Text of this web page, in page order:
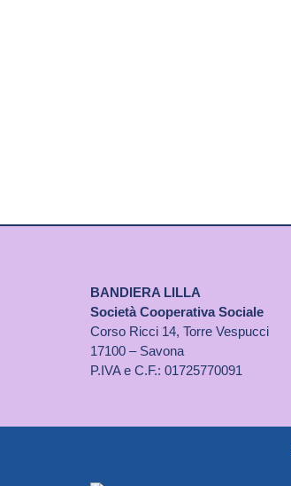
BANDIERA LILLA
Società Cooperativa Sociale
Corso Ricci 14, Torre Vespucci
17100 – Savona
P.IVA e C.F.: 01725770091